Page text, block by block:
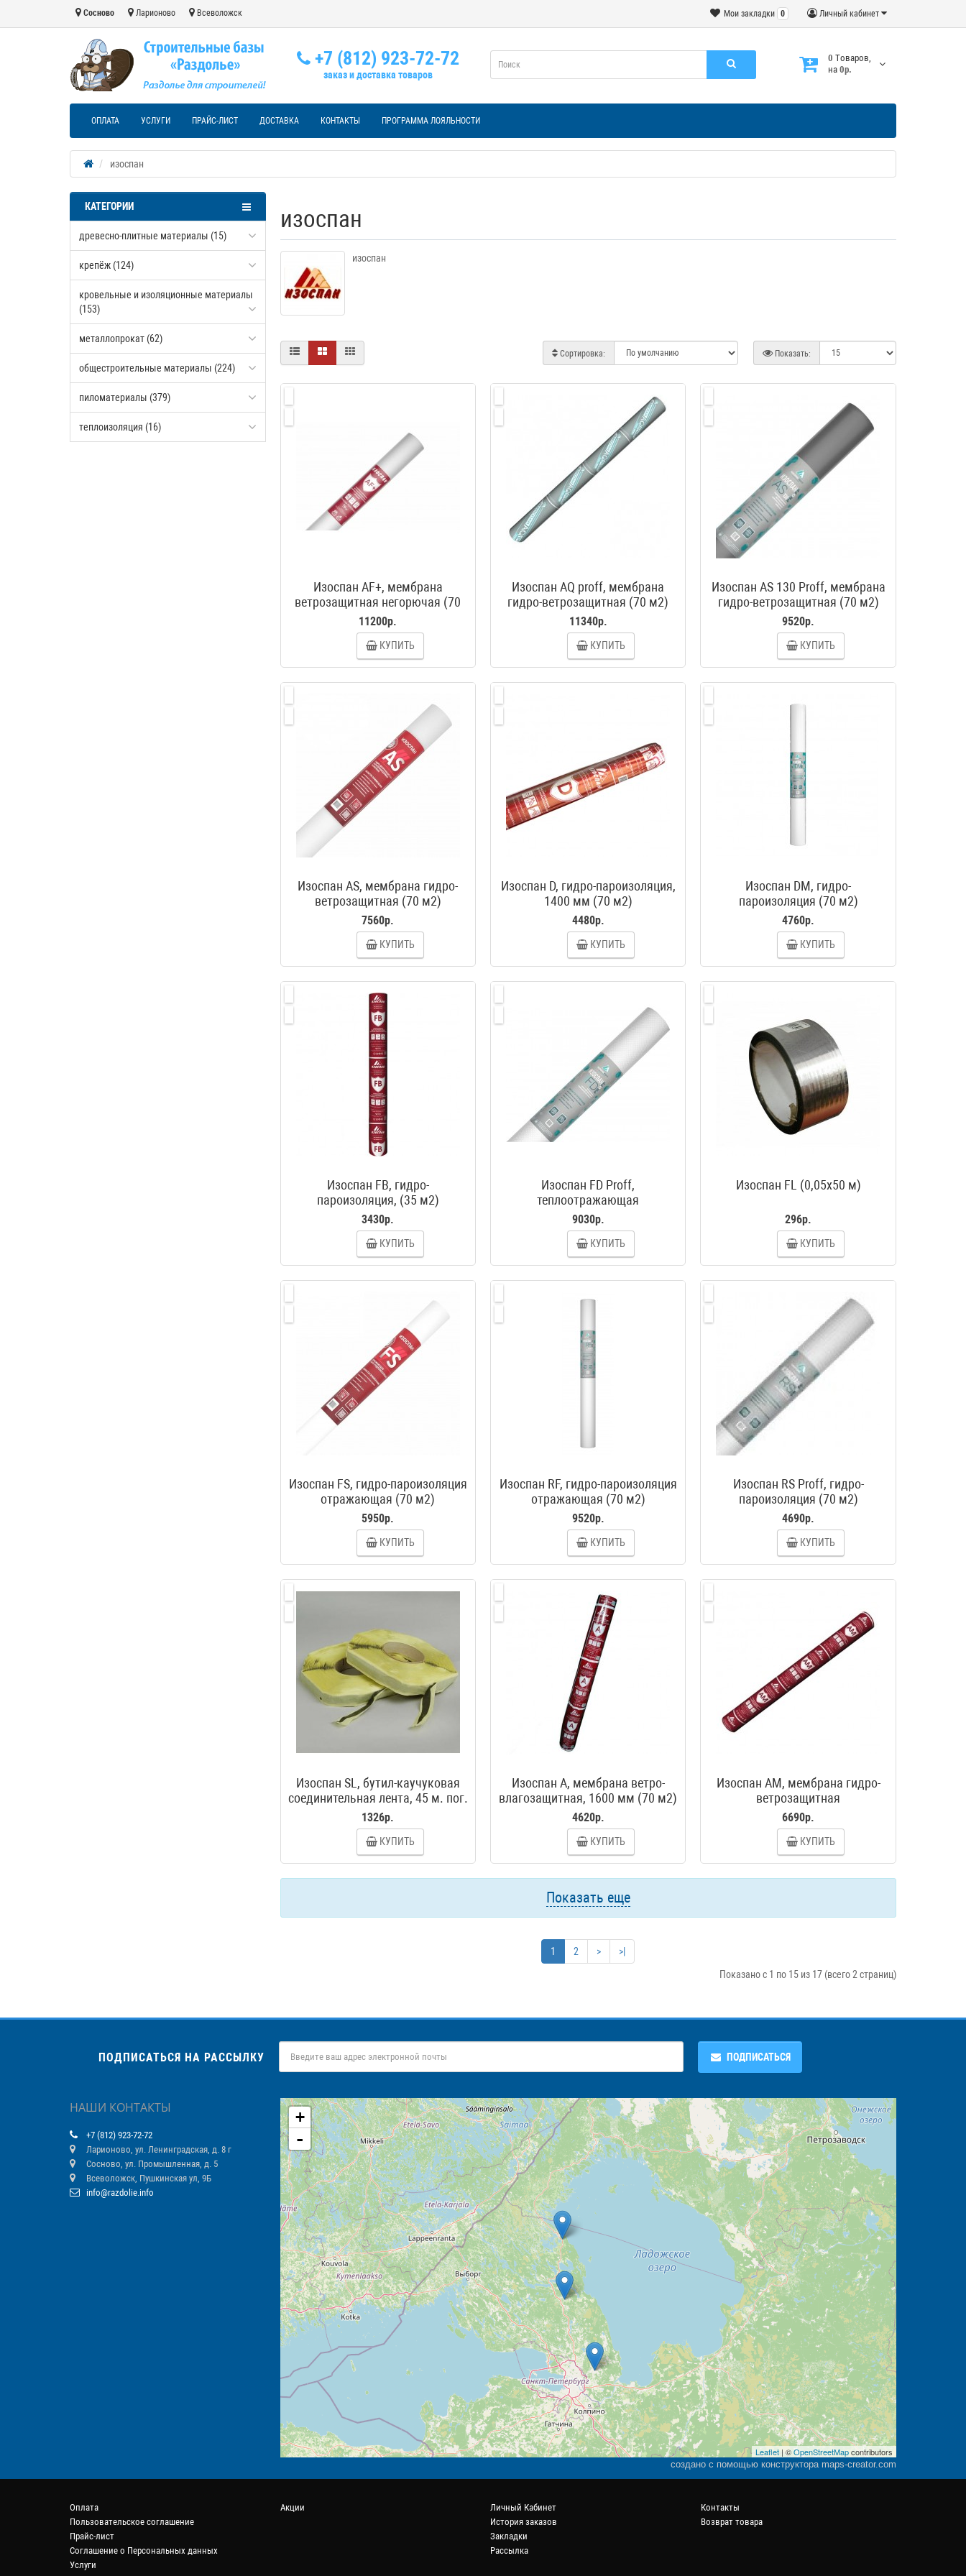
Сосново Ларионово Всеволожск Личный кабинет
Мои закладки 0
+7 (812) 923-72-72
заказ и доставка товаров
0 Tоваров,
на 0р.
ОПЛАТА УСЛУГИ ПРАЙС-ЛИСТ ДОСТАВКА КОНТАКТЫ ПРОГРАММА ЛОЯЛЬНОСТИ
изоспан
КАТЕГОРИИ
древесно-плитные материалы (15)
крепёж (124)
кровельные и изоляционные материалы
(153)
металлопрокат (62)
общестроительные материалы (224)
пиломатериалы (379)
теплоизоляция (16)
изоспан
изоспан
Сортировка: Показать:
Изоспан AF+, мембрана
ветрозащитная негорючая (70
м2)
11200р.
КУПИТЬ
Изоспан AQ proff, мембрана
гидро-ветрозащитная (70 м2)
11340р.
КУПИТЬ
Изоспан AS 130 Proff, мембрана
гидро-ветрозащитная (70 м2)
9520р.
КУПИТЬ
Изоспан AS, мембрана гидро-
ветрозащитная (70 м2)
7560р.
КУПИТЬ
Изоспан D, гидро-пароизоляция,
1400 мм (70 м2)
4480р.
КУПИТЬ
Изоспан DM, гидро-
пароизоляция (70 м2)
4760р.
КУПИТЬ
Изоспан FB, гидро-
пароизоляция, (35 м2)
3430р.
КУПИТЬ
Изоспан FD Proff,
теплоотражающая
пароизоляция (70 м2)
9030р.
КУПИТЬ
Изоспан FL (0,05х50 м)
296р.
КУПИТЬ
Изоспан FS, гидро-пароизоляция
отражающая (70 м2)
5950р.
КУПИТЬ
Изоспан RF, гидро-пароизоляция
отражающая (70 м2)
9520р.
КУПИТЬ
Изоспан RS Proff, гидро-
пароизоляция (70 м2)
4690р.
КУПИТЬ
Изоспан SL, бутил-каучуковая
соединительная лента, 45 м. пог.
1326р.
КУПИТЬ
Изоспан А, мембрана ветро-
влагозащитная, 1600 мм (70 м2)
4620р.
КУПИТЬ
Изоспан АМ, мембрана гидро-
ветрозащитная
6690р.
КУПИТЬ
Показать еще
1 2 >
>|
Показано с 1 по 15 из 17 (всего 2 страниц)
ПОДПИСАТЬСЯ НА РАССЫЛКУ ПОДПИСАТЬСЯ
НАШИ КОНТАКТЫ
+7 (812) 923-72-72
Ларионово, ул. Ленинградская, д. 8 г
Сосново, ул. Промышленная, д. 5
Всеволожск, Пушкинская ул, 9Б
info@razdolie.info
+
-
Leaflet | ©OpenStreetMapcontributors
создано с помощью конструктора maps-creator.com
Оплата
Пользовательское соглашение
Прайс-лист
Соглашение о Персональных данных
Услуги
Акции
Личный Кабинет
История заказов
Закладки
Рассылка
Контакты
Возврат товара